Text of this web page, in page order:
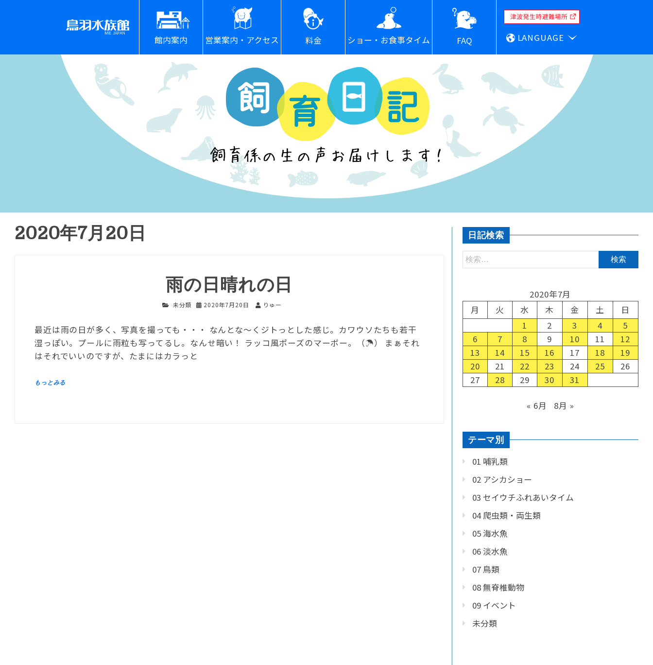
館内案内 営業案内・アクセス 料金 ショー・お食事タイム FAQ LANGUAGE
2020年7月20日
雨の日晴れの日
未分類 2020年7月20日 りゅー
最近は雨の日が多く、写真を撮っても・・・ なんとな～くジトっとした感じ。カワウソたちも若干
湿っぽい。プールに雨粒も写ってるし。なんせ暗い！ ラッコ風ポーズのマーボー。（☂） まぁそれ
はそれでいいのですが、たまにはカラっと
日記検索
2020年7月
月
火 水 木 金 土
日
1
2 3 4
5
6
7 8 9 10 11
12
13
14 15 16 17 18
19
20
21 22 23 24 25
26
27
28 29 30 31
« 6月 8月 »
テーマ別
01 哺乳類
02 アシカショー
03 セイウチふれあいタイム
04 爬虫類・両生類
05 海水魚
06 淡水魚
07 鳥類
08 無脊椎動物
09 イベント
未分類